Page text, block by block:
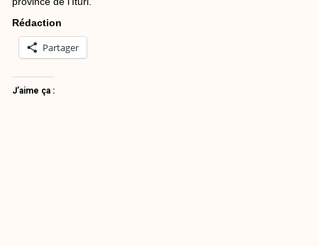
Rédaction
Partager
J’aime ça :